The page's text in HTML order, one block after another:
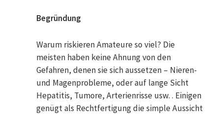
Begründung
Warum riskieren Amateure so viel? Die
meisten haben keine Ahnung von den
Gefahren, denen sie sich aussetzen – Nieren-
und Magenprobleme, oder auf lange Sicht
Hepatitis, Tumore, Arterienrisse usw. . Einigen
genügt als Rechtfertigung die simple Aussicht